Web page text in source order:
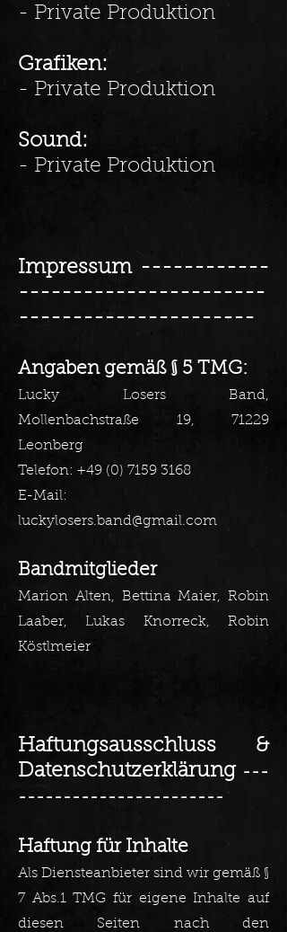
- Private Produktion
Grafiken:
- Private Produktion
Sound:
- Private Produktion​
Impressum------------
-----------------------
----------------------
Angaben gemäß § 5 TMG:
Lucky Losers Band,
Mollenbachstraße 19, 71229
Leonberg
Telefon: +49 (0) 7159 3168
E-Mail:
luckylosers.band@gmail.com
Bandmitglieder
Marion Alten, Bettina Maier, Robin
Laaber, Lukas Knorreck, Robin
Köstlmeier
Haftungsausschluss &
Datenschutzerklärung ---
-----------------------
Haftung für Inhalte
Als Diensteanbieter sind wir gemäß §
7 Abs.1 TMG für eigene Inhalte auf
diesen Seiten nach den